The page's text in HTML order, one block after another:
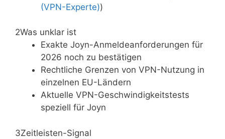
(VPN-Experte))
2Was unklar ist
Exakte Joyn-Anmeldeanforderungen für
2026 noch zu bestätigen
Rechtliche Grenzen von VPN-Nutzung in
einzelnen EU-Ländern
Aktuelle VPN-Geschwindigkeitstests
speziell für Joyn
3Zeitleisten-Signal